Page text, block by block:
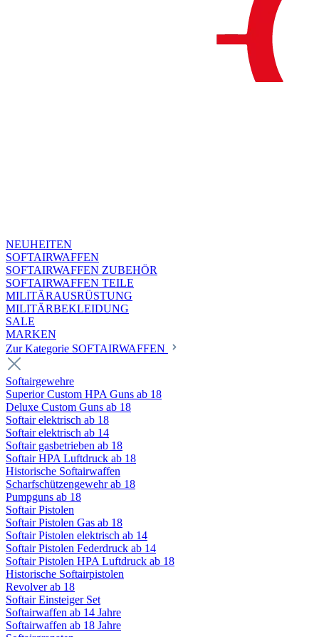
NEUHEITEN
SOFTAIRWAFFEN
SOFTAIRWAFFEN ZUBEHÖR
SOFTAIRWAFFEN TEILE
MILITÄRAUSRÜSTUNG
MILITÄRBEKLEIDUNG
SALE
MARKEN
Zur Kategorie SOFTAIRWAFFEN
Softairgewehre
Superior Custom HPA Guns ab 18
Deluxe Custom Guns ab 18
Softair elektrisch ab 18
Softair elektrisch ab 14
Softair gasbetrieben ab 18
Softair HPA Luftdruck ab 18
Historische Softairwaffen
Scharfschützengewehr ab 18
Pumpguns ab 18
Softair Pistolen
Softair Pistolen Gas ab 18
Softair Pistolen elektrisch ab 14
Softair Pistolen Federdruck ab 14
Softair Pistolen HPA Luftdruck ab 18
Historische Softairpistolen
Revolver ab 18
Softair Einsteiger Set
Softairwaffen ab 14 Jahre
Softairwaffen ab 18 Jahre